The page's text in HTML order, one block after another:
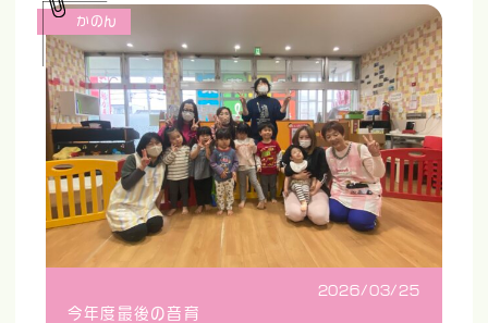
2026/03/25
今年度最後の音育
かのん